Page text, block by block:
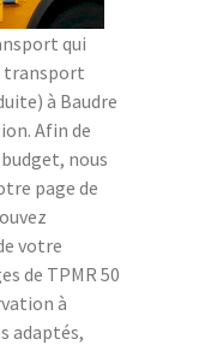
qui
transport
à Baudre
Afin de
nous
page de
votre
de TPMR 50
à
adaptés,